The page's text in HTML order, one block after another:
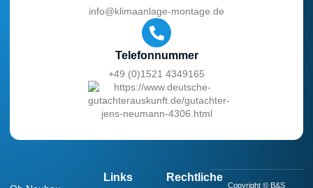
Links
Rechtliche
Copyright © B&S
info@klimaanlage-montage.de
Telefonnummer
+49 (0)1521 4349165